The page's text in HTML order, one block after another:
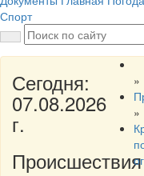
Спорт
Сегодня:
07.08.2026
г.
Происшествия
»
»